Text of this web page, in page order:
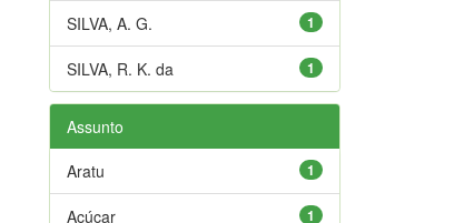
1
SILVA, A. G.
1
SILVA, R. K. da
Assunto
1
Aratu
1
Açúcar